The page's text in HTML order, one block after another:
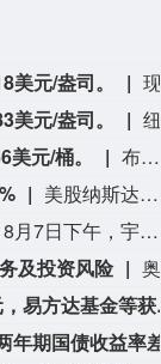
元/盎司。
元/盎司。
元/桶。
布伦特原油日内跌1%，现报81.66美元/桶。
美股纳斯达克100指数期货涨超1%，标普500指数期货涨0.52%，道琼斯指数期货涨0.33%。
8月7日下午，宇树科技首次公开发行股票并在科创板上市网上投资者交流会召开。 据中国基金报消息，宇树科技董事长、总经理兼首席技术官王兴兴在会上首次回应称，深度求索参与宇树科技IPO战略配售，是基于双方签订的《战略合作备忘录》。 据宇树7日发布的最新公告，宇树科技与深度求索将在三个方面合作： 一是面向通用人工智能开展合作研发。宇树科技与深度求索将结合业务发展的具体需求，在同等条件下选择彼此作为合作伙伴，联合开展人工智能大模型与具身智能相关技术的合作研发与产品开发，结成人工智能领域的强强联合。 二是在高性能通用机器人方面深度合作。未来，深度求索在开展具身智能相关业务或应用探索时，将在同等条件下优先选择与宇树科技在高性能通用机器人采购及技术方案上开展业务合作。 三是在AI大模型方面开展深度合作。在具身智能领域，宇树科技将持续加大具身大模型相关研发投入与应用开发，未来在开展大模型相关适配调用及融合开发时，将在同等条件下优先选择与深度求索在相关模型训练服务及技术方案上开展业务合作。（长安街知事）
及投资风险
江波龙